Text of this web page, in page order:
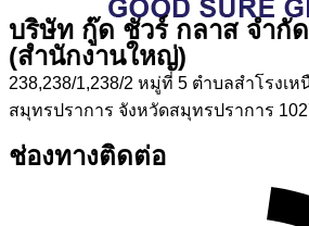
บริษัท กู๊ด ชัวร์ กลาส จำกัด
(สำนักงานใหญ่)
238,238/1,238/2 หมู่ที่ 5 ตำบลสำโรงเห
สมุทรปราการ จังหวัดสมุทรปราการ
ช่องทางติดต่อ